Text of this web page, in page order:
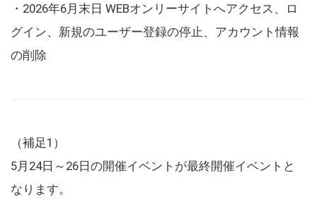
・2026年6月末日 WEBオンリーサイトへアクセス、ロ
グイン、新規のユーザー登録の停止、アカウント情報
の削除
（補足1）
5月24日～26日の開催イベントが最終開催イベントと
なります。